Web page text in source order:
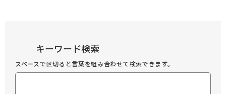
キーワード検索
スペースで区切ると言葉を組み合わせて検索できます。